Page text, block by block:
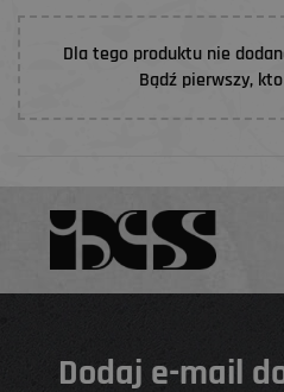
Dla tego produktu nie
Bądź pierwszy, kto
Dodaj e-mail